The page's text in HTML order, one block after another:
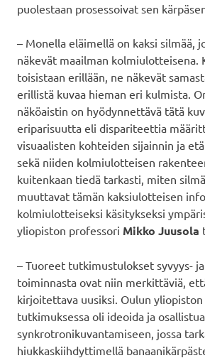
puolestaan prosessoivat sen
– Monella eläimellä on kaksi silmää,
näkevät maailman kolmiulotteisena.
toisistaan erillään, ne näkevät
erillistä kuvaa hieman eri kulmista.
näköaistin on hyödynnettävä tätä
eriparisuutta eli dispariteettia
visuaalisten kohteiden sijainnin ja
sekä niiden kolmiulotteisen
kuitenkaan tiedä tarkasti, miten
muuttavat tämän kaksiulotteisen
kolmiulotteiseksi käsitykseksi
yliopiston professori Mikko Juusola
– Tuoreet tutkimustulokset syvyys-
toiminnasta ovat niin merkittäviä,
kirjoitettava uusiksi. Oulun
tutkimuksessa oli ideoida ja osallistua
synkrotronikuvantamiseen, jossa
hiukkaskiihdyttimellä